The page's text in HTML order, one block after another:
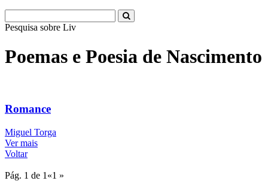
Pesquisa sobre Literatura
Poemas e Poesia de Nascimento
Romance
Miguel Torga
Ver mais
Voltar
Pág. 1 de 1 «1 »